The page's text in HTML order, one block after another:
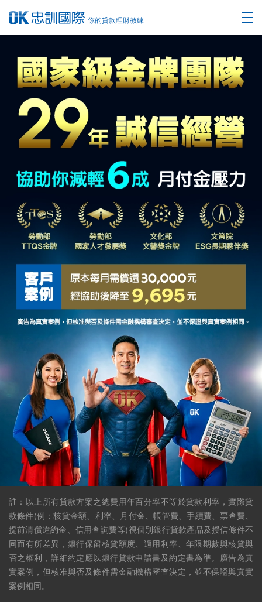
你的貸款理財教練
註：以上所有貸款方案之總費用年百分率不等於貸款利率，實際貸
款條件(例：核貸金額、利率、月付金、帳管費、手續費、票查費、
提前清償違約金、信用查詢費等)視個別銀行貸款產品及授信條件不
同而有所差異，銀行保留核貸額度、適用利率、年限期數與核貸與
否之權利，詳細約定應以銀行貸款申請書及約定書為準。廣告為真
實案例，但核准與否及條件需金融機構審查決定，並不保證與真實
案例相同。